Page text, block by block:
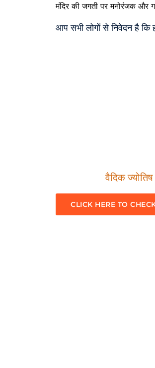
मंदिर की जगती पर मनोरंजक और
आप सभी लोगों से निवेदन है
वैदिक
CLICK HERE TO